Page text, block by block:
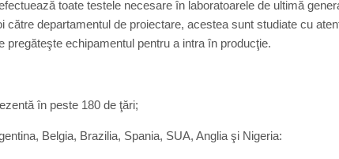
toate testele necesare în laboratoarele de ultimă
către departamentul de proiectare, acestea sunt studiate cu
pregăteşte echipamentul pentru a intra în producţie.
în peste 180 de ţări;
Belgia, Brazilia, Spania, SUA, Anglia şi Nigeria: